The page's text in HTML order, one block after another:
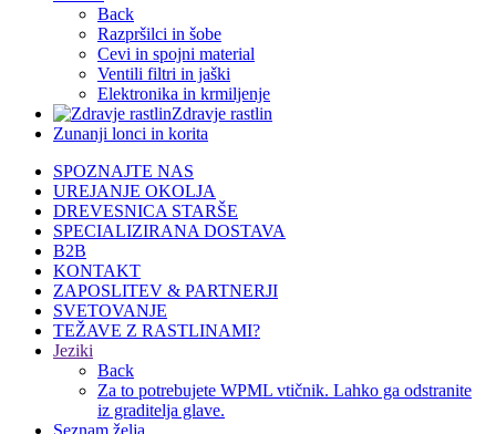
Back
Razpršilci in šobe
Cevi in spojni material
Ventili filtri in jaški
Elektronika in krmiljenje
Zdravje rastlin
Zunanji lonci in korita
SPOZNAJTE NAS
UREJANJE OKOLJA
DREVESNICA STARŠE
SPECIALIZIRANA DOSTAVA
B2B
KONTAKT
ZAPOSLITEV & PARTNERJI
SVETOVANJE
TEŽAVE Z RASTLINAMI?
Jeziki
Back
Za to potrebujete WPML vtičnik. Lahko ga odstranite
iz graditelja glave.
Seznam želja